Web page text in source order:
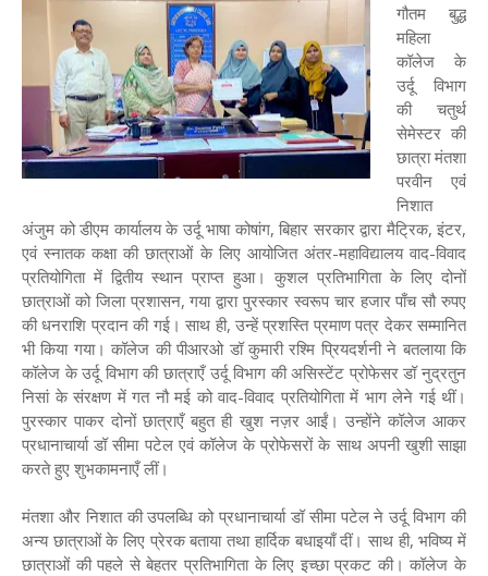
गौतम बुद्ध
महिला
कॉलेज के
उर्दू विभाग
की चतुर्थ
सेमेस्टर की
छात्रा मंतशा
परवीन एवंं
निशात
अंजुम को डीएम कार्यालय के उर्दू भाषा कोषांग, बिहार सरकार द्वारा मैट्रिक, इंटर,
एवं स्नातक कक्षा की छात्राओं के लिए आयोजित अंतर-महाविद्यालय वाद-विवाद
प्रतियोगिता में द्वितीय स्थान प्राप्त हुआ। कुशल प्रतिभागिता के लिए दोनों
छात्राओं को जिला प्रशासन, गया द्वारा पुरस्कार स्वरूप चार हजार पाँच सौ रुपए
की धनराशि प्रदान की गई। साथ ही, उन्हें प्रशस्ति प्रमाण पत्र देकर सम्मानित
भी किया गया। कॉलेज की पीआरओ डॉ कुमारी रश्मि प्रियदर्शनी ने बतलाया कि
कॉलेज के उर्दू विभाग की छात्राएँ उर्दू विभाग की असिस्टेंट प्रोफेसर डॉ नुद्रतुन
निसां के संरक्षण में गत नौ मई को वाद-विवाद प्रतियोगिता में भाग लेने गई थीं।
पुरस्कार पाकर दोनों छात्राएँ बहुत ही खुश नज़र आईं। उन्होंने कॉलेज आकर
प्रधानाचार्या डॉ सीमा पटेल एवं कॉलेज के प्रोफेसरों के साथ अपनी खुशी साझा
करते हुए शुभकामनाएँ लीं।
मंतशा और निशात की उपलब्धि को प्रधानाचार्या डॉ सीमा पटेल ने उर्दू विभाग की
अन्य छात्राओं के लिए प्रेरक बताया तथा हार्दिक बधाइयाँ दीं। साथ ही, भविष्य में
छात्राओं की पहले से बेहतर प्रतिभागिता के लिए इच्छा प्रकट की। कॉलेज के